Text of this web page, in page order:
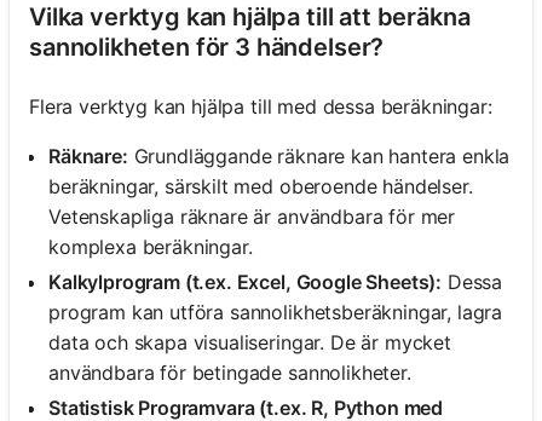
Vilka verktyg kan hjälpa till att beräkna
sannolikheten för 3 händelser?
Flera verktyg kan hjälpa till med dessa beräkningar:
Räknare: Grundläggande räknare kan hantera enkla
beräkningar, särskilt med oberoende händelser.
Vetenskapliga räknare är användbara för mer
komplexa beräkningar.
Kalkylprogram (t.ex. Excel, Google Sheets): Dessa
program kan utföra sannolikhetsberäkningar, lagra
data och skapa visualiseringar. De är mycket
användbara för betingade sannolikheter.
Statistisk Programvara (t.ex. R, Python med